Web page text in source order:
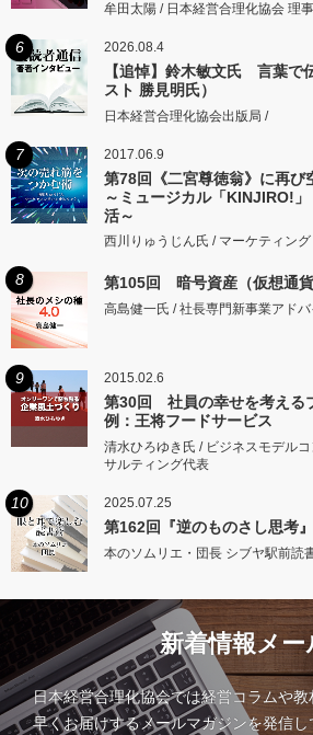
牟田太陽 / 日本経営合理化協会 理
6 2026.08.4
【追悼】鈴木敏文氏 言葉で
スト 勝見明氏）
日本経営合理化協会出版局 /
7 2017.06.9
第78回《二宮尊徳翁》に再び
～ミュージカル「KINJIRO!
活～
西川りゅうじん氏 / マーケティング
8 第105回 暗号資産（仮想通
高島健一氏 / 社長専門新事業アド
9 2015.02.6
第30回 社員の幸せを考える
例：王将フードサービス
清水ひろゆき氏 / ビジネスモデル
サルティング代表
10 2025.07.25
第162回『逆のものさし思考
本のソムリエ・団長 シブヤ駅前読
新着情報メー
日本経営合理化協会では経営コラムや
早くお届けするメールマガジンを発信